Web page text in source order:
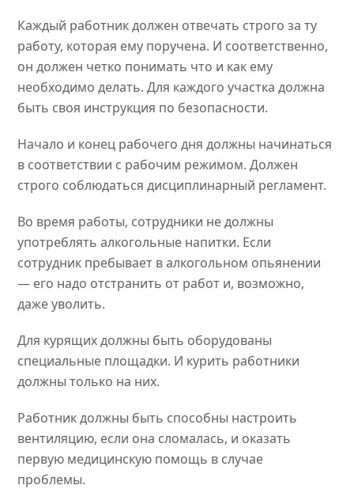
Каждый работник должен отвечать строго за ту
работу, которая ему поручена. И соответственно,
он должен четко понимать что и как ему
необходимо делать. Для каждого участка должна
быть своя инструкция по безопасности.
Начало и конец рабочего дня должны начинаться
в соответствии с рабочим режимом. Должен
строго соблюдаться дисциплинарный регламент.
Во время работы, сотрудники не должны
употреблять алкогольные напитки. Если
сотрудник пребывает в алкогольном опьянении
— его надо отстранить от работ и, возможно,
даже уволить.
Для курящих должны быть оборудованы
специальные площадки. И курить работники
должны только на них.
Работник должны быть способны настроить
вентиляцию, если она сломалась, и оказать
первую медицинскую помощь в случае
проблемы.